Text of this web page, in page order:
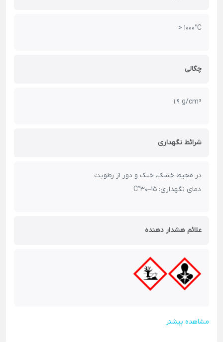
> 1000°C
چگالی
1.9 g/cm³
شرائط نگهداری
در محیط خشک، خنک و دور از رطوبت
دمای نگهداری: 15–30°C
علائم هشدار دهنده
مشاهده بیشتر